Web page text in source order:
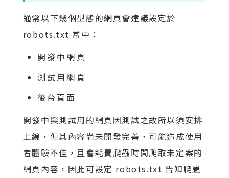
通常以下幾個型態的網頁會建議設定於
robots.txt 當中：
開發中網頁
測試用網頁
後台頁面
開發中與測試用的網頁因測試之故所以須安排
上線，但其內容尚未開發完善，可能造成使用
者體驗不佳，且會耗費爬蟲時間爬取未定案的
網頁內容，因此可設定 robots.txt 告知爬蟲